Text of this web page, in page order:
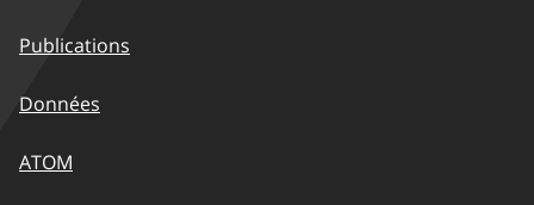
Publications
Données
ATOM